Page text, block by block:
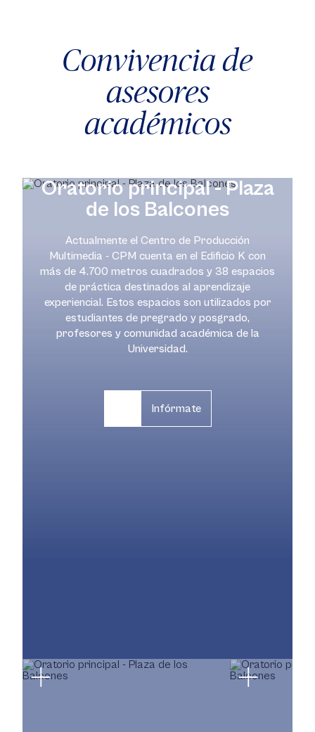
Convivencia de
asesores
académicos
Oratorio principal - Plaza
de los Balcones
Actualmente el Centro de Producción
Multimedia - CPM cuenta en el Edificio K con
más de 4.700 metros cuadrados y 38 espacios
de práctica destinados al aprendizaje
experiencial. Estos espacios son utilizados por
estudiantes de pregrado y posgrado,
profesores y comunidad académica de la
Universidad.
Infórmate